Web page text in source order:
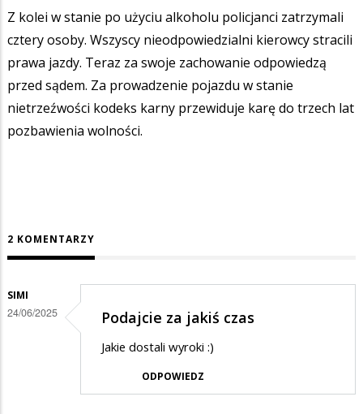
Z kolei w stanie po użyciu alkoholu policjanci zatrzymali
cztery osoby. Wszyscy nieodpowiedzialni kierowcy stracili
prawa jazdy. Teraz za swoje zachowanie odpowiedzą
przed sądem. Za prowadzenie pojazdu w stanie
nietrzeźwości kodeks karny przewiduje karę do trzech lat
pozbawienia wolności.
2 KOMENTARZY
SIMI
24/06/2025 Podajcie za jakiś czas
Jakie dostali wyroki :)
ODPOWIEDZ